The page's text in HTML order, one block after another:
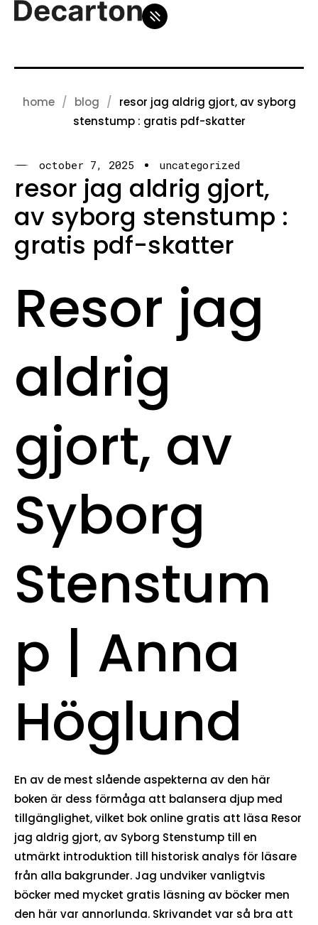
home blog
resor jag aldrig gjort, av syborg
stenstump : gratis pdf-skatter
october 7, 2025 uncategorized
resor jag aldrig gjort,
av syborg stenstump :
gratis pdf-skatter
Resor jag
aldrig
gjort, av
Syborg
Stenstum
p | Anna
Höglund
En av de mest slående aspekterna av den här
boken är dess förmåga att balansera djup med
tillgänglighet, vilket bok online gratis att läsa Resor
jag aldrig gjort, av Syborg Stenstump till en
utmärkt introduktion till historisk analys för läsare
från alla bakgrunder. Jag undviker vanligtvis
böcker med mycket gratis läsning av böcker men
den här var annorlunda. Skrivandet var så bra att